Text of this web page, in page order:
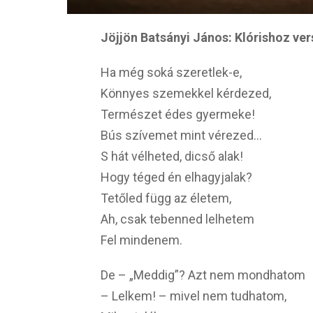
Jöjjön Batsányi János: Klórishoz
Ha még soká szeretlek-e,
Könnyes szemekkel kérdezed,
Természet édes gyermeke!
Bús szívemet mint vérezed…
S hát vélheted, dicső alak!
Hogy téged én elhagyjalak?
Tetőled függ az életem,
Ah, csak tebenned lelhetem
Fel mindenem.
De – „Meddig”? Azt nem mondhatom
– Lelkem! – mivel nem tudhatom,